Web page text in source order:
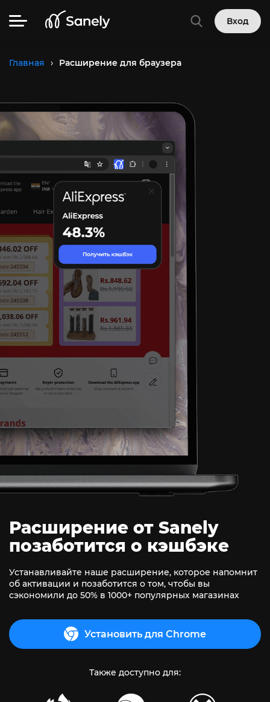
Вход
Главная › Расширение для браузера
Расширение от Sanely
позаботится о кэшбэке
Устанавливайте наше расширение, которое напомнит
об активации и позаботится о том, чтобы вы
сэкономили до 50% в 1000+ популярных магазинах
Установить для Chrome
Также доступно для: